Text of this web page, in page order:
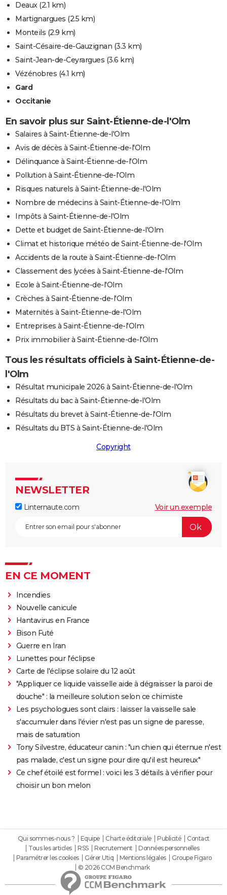
Deaux(2.1 km)
Martignargues (2.5 km)
Monteils (2.9 km)
Saint-Césaire-de-Gauzignan (3.3 km)
Saint-Jean-de-Ceyrargues (3.6 km)
Vézénobres (4.1 km)
Gard
Occitanie
En savoir plus sur Saint-Étienne-de-l'Olm
Salaires à Saint-Étienne-de-l'Olm
Avis de décès à Saint-Étienne-de-l'Olm
Délinquance à Saint-Étienne-de-l'Olm
Pollution à Saint-Étienne-de-l'Olm
Risques naturels à Saint-Étienne-de-l'Olm
Nombre de médecins à Saint-Étienne-de-l'Olm
Impôts à Saint-Étienne-de-l'Olm
Dette et budget de Saint-Étienne-de-l'Olm
Climat et historique météo de Saint-Étienne-de-l'Olm
Accidents de la route à Saint-Étienne-de-l'Olm
Classement des lycées à Saint-Étienne-de-l'Olm
Ecole à Saint-Étienne-de-l'Olm
Crèches à Saint-Étienne-de-l'Olm
Maternités à Saint-Étienne-de-l'Olm
Entreprises à Saint-Étienne-de-l'Olm
Prix immobilier à Saint-Étienne-de-l'Olm
Tous les résultats officiels à Saint-Étienne-de-
l'Olm
Résultat municipale 2026 à Saint-Étienne-de-l'Olm
Résultats du bac à Saint-Étienne-de-l'Olm
Résultats du brevet à Saint-Étienne-de-l'Olm
Résultats du BTS à Saint-Étienne-de-l'Olm
Copyright
NEWSLETTER
Linternaute.com Voir un exemple
EN CE MOMENT
Incendies
Nouvelle canicule
Hantavirus en France
Bison Futé
Guerre en Iran
Lunettes pour l'éclipse
Carte de l'éclipse solaire du 12 août
"Appliquer ce liquide vaisselle aide à dégraisser la paroi de
douche" : la meilleure solution selon ce chimiste
Les psychologues sont clairs : laisser la vaisselle sale
s'accumuler dans l'évier n'est pas un signe de paresse,
mais de saturation
Tony Silvestre, éducateur canin : "un chien qui éternue n'est
pas malade, c'est un signe pour dire qu'il est heureux"
Ce chef étoilé est formel : voici les 3 détails à vérifier pour
choisir un bon melon
Qui sommes-nous ? Equipe Charte éditoriale Publicité
Contact
Tous les articles
RSS Recrutement
Données personnelles
Paramétrer les cookies
Gérer Utiq Mentions légales
Groupe Figaro
© 2026 CCM Benchmark